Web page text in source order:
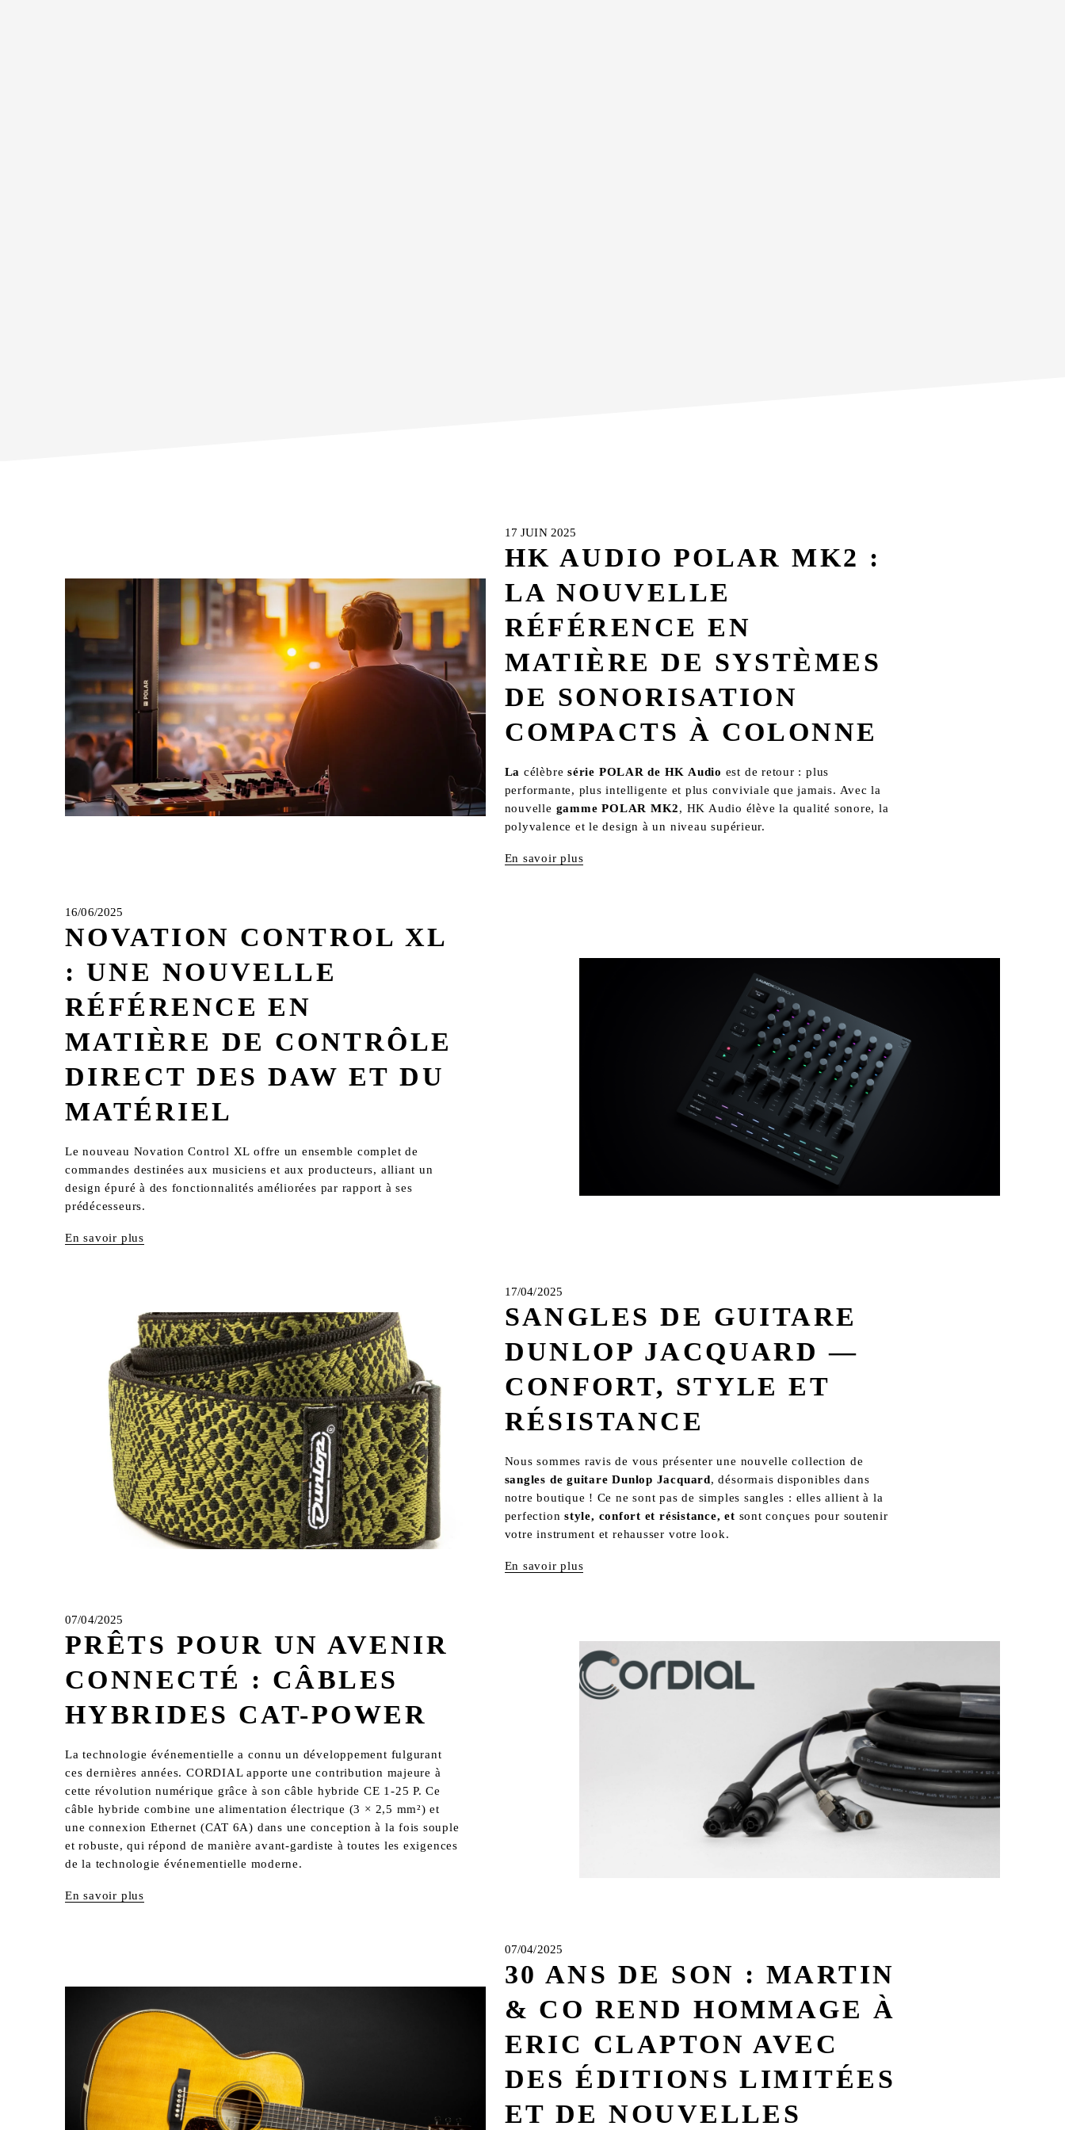
17 JUIN 2025
HK AUDIO POLAR MK2 :
LA NOUVELLE
RÉFÉRENCE EN
MATIÈRE DE SYSTÈMES
DE SONORISATION
COMPACTS À COLONNE
La célèbre série POLAR de HK Audio est de retour : plus
performante, plus intelligente et plus conviviale que jamais. Avec la
nouvelle gamme POLAR MK2, HK Audio élève la qualité sonore, la
polyvalence et le design à un niveau supérieur.
En savoir plus
16/06/2025
NOVATION CONTROL XL
: UNE NOUVELLE
RÉFÉRENCE EN
MATIÈRE DE CONTRÔLE
DIRECT DES DAW ET DU
MATÉRIEL
Le nouveau Novation Control XL offre un ensemble complet de
commandes destinées aux musiciens et aux producteurs, alliant un
design épuré à des fonctionnalités améliorées par rapport à ses
prédécesseurs.
En savoir plus
17/04/2025
SANGLES DE GUITARE
DUNLOP JACQUARD —
CONFORT, STYLE ET
RÉSISTANCE
sangles de guitare Dunlop Jacquard, désormais disponibles dans
notre boutique ! Ce ne sont pas de simples sangles : elles allient à la
perfection style, confort et résistance, et sont conçues pour soutenir
votre instrument et rehausser votre look.
En savoir plus
07/04/2025
PRÊTS POUR UN AVENIR
CONNECTÉ : CÂBLES
HYBRIDES CAT-POWER
La technologie événementielle a connu un développement fulgurant
ces dernières années. CORDIAL apporte une contribution majeure à
cette révolution numérique grâce à son câble hybride CE 1-25 P. Ce
câble hybride combine une alimentation électrique (3 × 2,5 mm²) et
une connexion Ethernet (CAT 6A) dans une conception à la fois souple
et robuste, qui répond de manière avant-gardiste à toutes les exigences
de la technologie événementielle moderne.
En savoir plus
07/04/2025
30 ANS DE SON : MARTIN
& CO REND HOMMAGE À
ERIC CLAPTON AVEC
DES ÉDITIONS LIMITÉES
ET DE NOUVELLES